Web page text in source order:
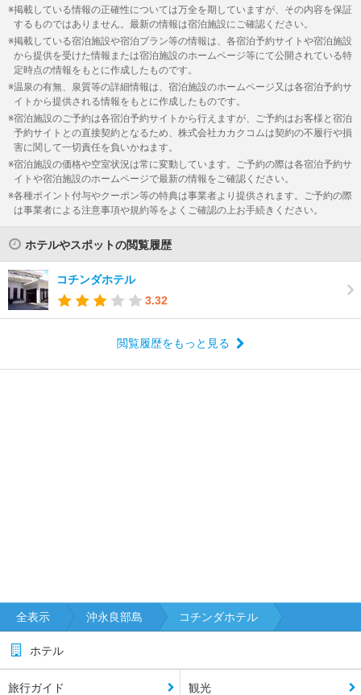
掲載している情報の正確性については万全を期していますが、その内容を保証
するものではありません。最新の情報は宿泊施設にご確認ください。
掲載している宿泊施設や宿泊プラン等の情報は、各宿泊予約サイトや宿泊施設
から提供を受けた情報または宿泊施設のホームページ等にて公開されている特
定時点の情報をもとに作成したものです。
温泉の有無、泉質等の詳細情報は、宿泊施設のホームページ又は各宿泊予約サ
イトから提供される情報をもとに作成したものです。
宿泊施設のご予約は各宿泊予約サイトから行えますが、ご予約はお客様と宿泊
予約サイトとの直接契約となるため、株式会社カカクコムは契約の不履行や損
害に関して一切責任を負いかねます。
宿泊施設の価格や空室状況は常に変動しています。ご予約の際は各宿泊予約サ
イトや宿泊施設のホームページで最新の情報をご確認ください。
各種ポイント付与やクーポン等の特典は事業者より提供されます。ご予約の際
は事業者による注意事項や規約等をよくご確認の上お手続きください。
ホテルやスポットの閲覧履歴
コチンダホテル
3.32
閲覧履歴をもっと見る
全表示 沖永良部島 コチンダホテル
ホテル
旅行ガイド 観光